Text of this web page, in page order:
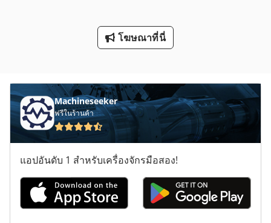
โฆษณาที่นี่
Machineseeker
ฟรีในร้านค้า
แอปอันดับ 1 สำหรับเครื่องจักรมือสอง!